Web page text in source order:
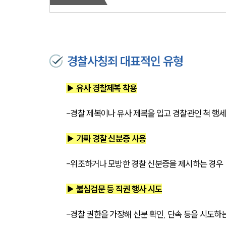
경찰사칭죄 대표적인 유형
▶ 유사 경찰제복 착용
-경찰 제복이나 유사 제복을 입고 경찰관인 척 행
▶ 가짜 경찰 신분증 사용
-위조하거나 모방한 경찰 신분증을 제시하는 경우
▶ 불심검문 등 직권 행사 시도
-경찰 권한을 가장해 신분 확인, 단속 등을 시도하